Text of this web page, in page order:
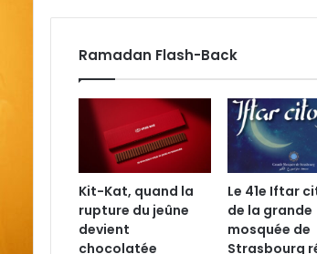
Ramadan Flash-Back
Kit-Kat, quand la
rupture du jeûne
devient
chocolatée
Le 41e Iftar
de la grande
mosquée de
Strasbourg